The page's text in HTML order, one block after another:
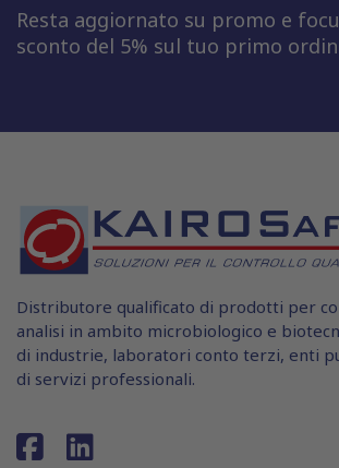
Resta aggiornato su promo e
sconto del 5% sul tuo primo
Distributore qualificato di prodotti per
analisi in ambito microbiologico e
di industrie, laboratori conto terzi, enti
di servizi professionali.